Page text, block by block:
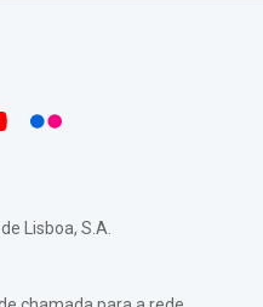
Lisboa, S.A.